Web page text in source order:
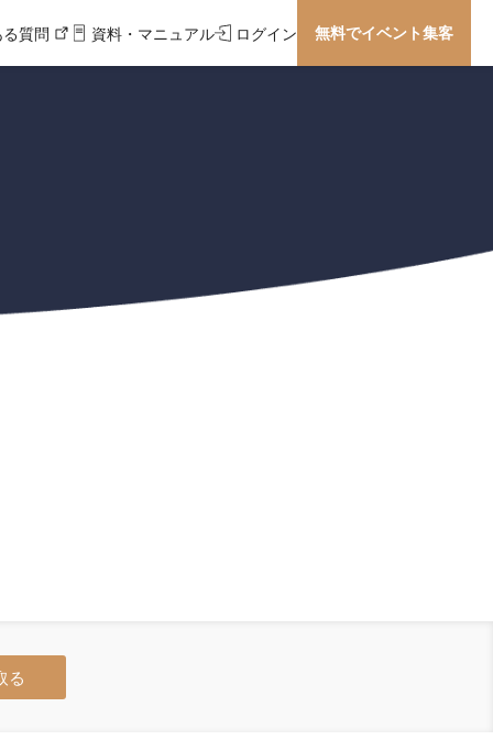
質問 資料・マニュアル ログイン 無料でイベント集客
る